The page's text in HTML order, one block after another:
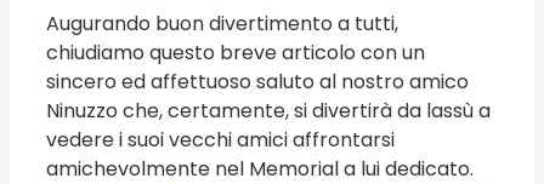
Augurando buon divertimento a tutti,
chiudiamo questo breve articolo con un
sincero ed affettuoso saluto al nostro amico
Ninuzzo che, certamente, si divertirà da lassù a
vedere i suoi vecchi amici affrontarsi
amichevolmente nel Memorial a lui dedicato.